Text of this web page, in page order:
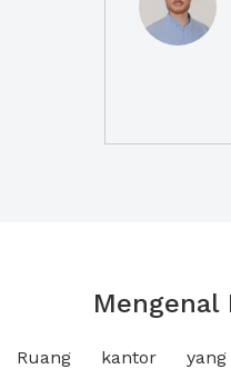
Mengenal
Ruang kantor yang
dapat membantu